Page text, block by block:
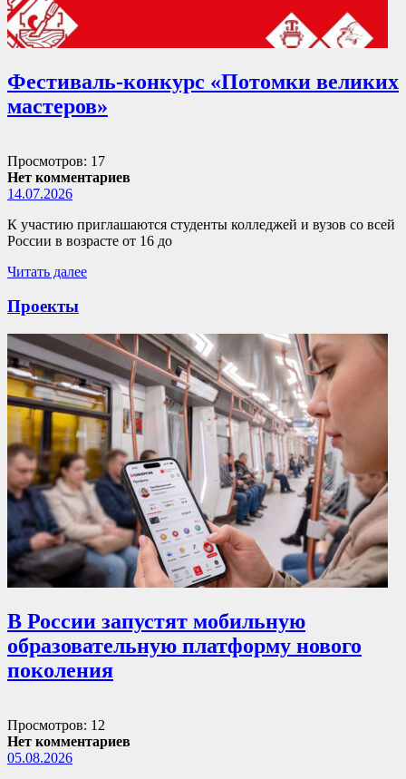
Фестиваль-конкурс «Потомки великих
мастеров»
Просмотров: 17
Нет комментариев
14.07.2026
К участию приглашаются студенты колледжей и вузов со всей
России в возрасте от 16 до
Читать далее
Проекты
В России запустят мобильную
образовательную платформу нового
поколения
Просмотров: 12
Нет комментариев
05.08.2026